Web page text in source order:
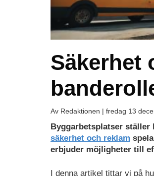
Säkerhet
Av Redaktionen | fredag 13
Byggarbetsplatser
säkerhet och reklam
erbjuder möjligheter till
I denna artikel tittar vi på